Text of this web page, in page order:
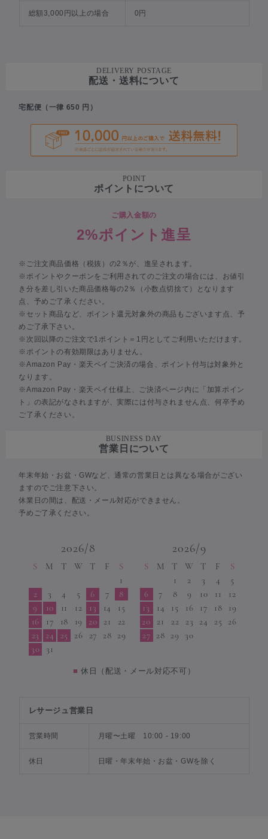
総額3,000円以上の場合 0円
DELIVERY POSTAGE
配送・送料について
宅配便（一律 650 円）
POINT
ポイントについて
ご購入金額の
2%ポイント進呈
※ご注文商品価格（税抜）の2％が、進呈されます。
※ポイントやクーポンをご利用されてのご注文の場合には、お値引
き分を差し引いた商品価格毎の2％（小数点切捨て）となります
点、予めご了承ください。
※セット商品など、ポイント還元対象外の商品もございます点、予
めご了承下さい。
※次回以降のご注文で1ポイント＝1円としてご利用いただけます。
※ポイントの有効期限はありません。
※Amazon Pay・楽天ペイご決済の場合、ポイント付与は対象外と
なります。
※Amazon Pay・楽天ペイ仕様上、ご決済ページ内に「加算ポイン
ト」の表記がなされますが、実際には付与されません点、何卒予め
ご了承ください。
BUSINESS DAY
営業日について
年末年始・お盆・GWなど、通常の営業日とは異なる場合がござい
ますのでご注意下さい。
休業日の間は、配送・メール対応ができません。
予めご了承ください。
2026/8
S M T W T F
S
1
2
3 4 5 6 7
8
9
10 11 12 13 14
15
16
17 18 19 20 21
22
23
24 25 26 27 28
29
30
31
2026/9
S M T W T F
S
1
2 3 4
5
6
7 8 9 10 11
12
13
14 15 16 17 18
19
20
21 22 23 24 25
26
27
28 29 30
■ 休日（配送・メール対応不可）
レサージュ営業日
営業時間 月曜〜土曜 10:00 - 19:00
休日 日曜・年末年始・お盆・GWを除く